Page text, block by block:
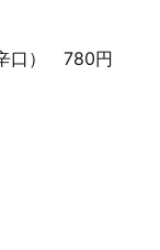
辛口） 780円